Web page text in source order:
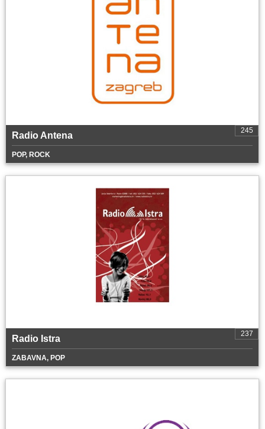
245
Radio Antena
POP, ROCK
237
Radio Istra
ZABAVNA, POP